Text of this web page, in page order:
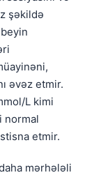
şəkildə
əvəz etmir.
L kimi
normal
etmir.
mərhələli